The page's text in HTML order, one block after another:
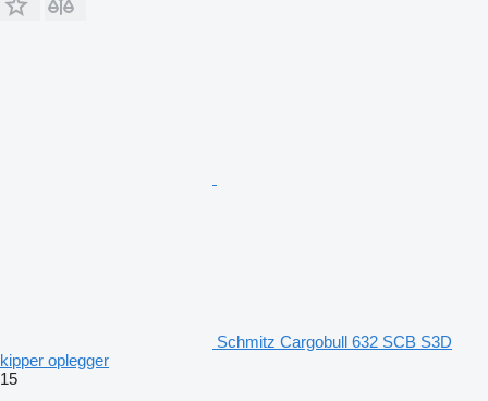
Schmitz Cargobull 632 SCB S3D
kipper oplegger
15